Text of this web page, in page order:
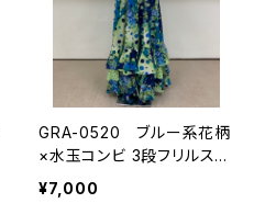
GRA-0520 ブルー系花柄
×水玉コンビ 3段フリルスカ
ート
¥7,000